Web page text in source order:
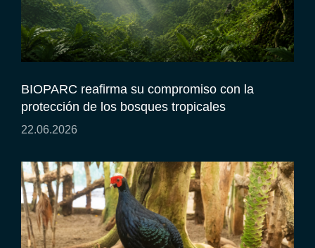
BIOPARC reafirma su compromiso con la
protección de los bosques tropicales
22.06.2026